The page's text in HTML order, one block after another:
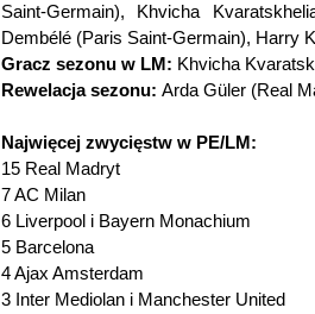
Saint-Germain), Khvicha
Dembélé (Paris Saint-Germain), Harry
Gracz sezonu w LM: Khvicha
Rewelacja sezonu: Arda Güler (Real
Najwięcej zwycięstw w PE/LM:
15 Real Madryt
7 AC Milan
6 Liverpool i Bayern Monachium
5 Barcelona
4 Ajax Amsterdam
3 Inter Mediolan i Manchester United